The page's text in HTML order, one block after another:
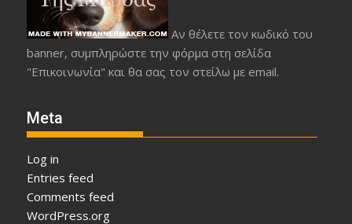
Αν θέλετε τον κωδικό του
banner, συμπληρώστε την φόρμα στη σελίδα
"Επικοινωνία" και θα σας τον στείλω με email.
Meta
Log in
Entries feed
Comments feed
WordPress.org